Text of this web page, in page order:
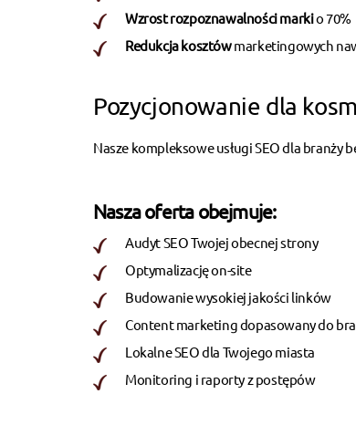
Wzrost rozpoznawalności markio 70%
Redukcja kosztówmarketingowych
Pozycjonowanie dla
Nasze kompleksowe usługi SEO dla branży
Nasza oferta obejmuje:
Audyt SEO Twojej obecnej strony
Optymalizację on-site
Budowanie wysokiej jakości linków
Content marketing dopasowany do
Lokalne SEO dla Twojego miasta
Monitoring i raporty z postępów